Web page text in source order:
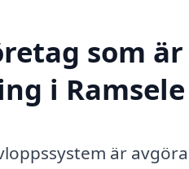
som
i
är